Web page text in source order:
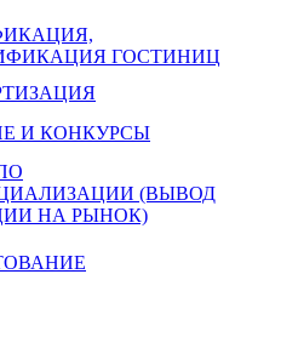
ГОСТИНИЦ
И КОНКУРСЫ
(ВЫВОД
НА РЫНОК)